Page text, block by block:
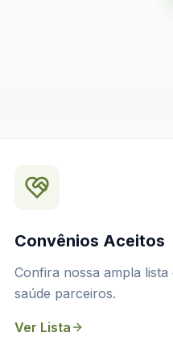
Convênios Aceitos
Confira nossa ampla lista
saúde parceiros.
Ver Lista